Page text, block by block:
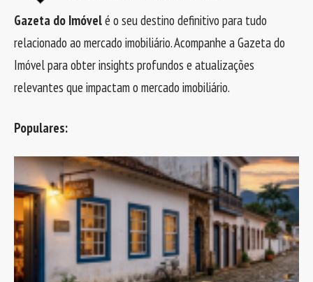
Gazeta do Imóvelé o seu destino definitivo para tudo
relacionado ao mercado imobiliário. Acompanhe a Gazeta do
Imóvel para obter insights profundos e atualizações
relevantes que impactam o mercado imobiliário.
Populares: